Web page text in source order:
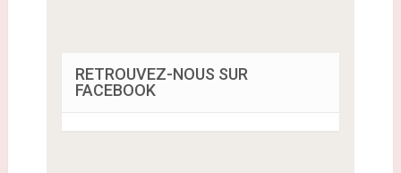
RETROUVEZ-NOUS SUR
FACEBOOK